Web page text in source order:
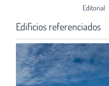
Editorial
Edificios referenciados